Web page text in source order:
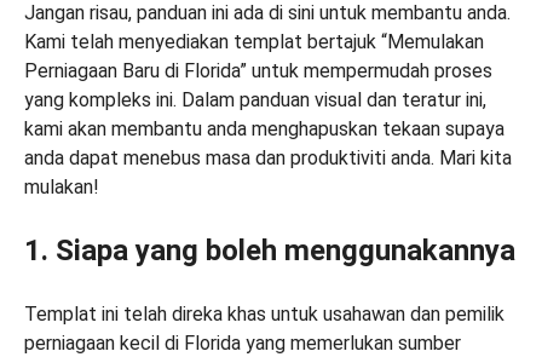
Jangan risau, panduan ini ada di sini untuk membantu anda.
Kami telah menyediakan templat bertajuk “Memulakan
Perniagaan Baru di Florida” untuk mempermudah proses
yang kompleks ini. Dalam panduan visual dan teratur ini,
kami akan membantu anda menghapuskan tekaan supaya
anda dapat menebus masa dan produktiviti anda. Mari kita
mulakan!
1. Siapa yang boleh menggunakannya
Templat ini telah direka khas untuk usahawan dan pemilik
perniagaan kecil di Florida yang memerlukan sumber